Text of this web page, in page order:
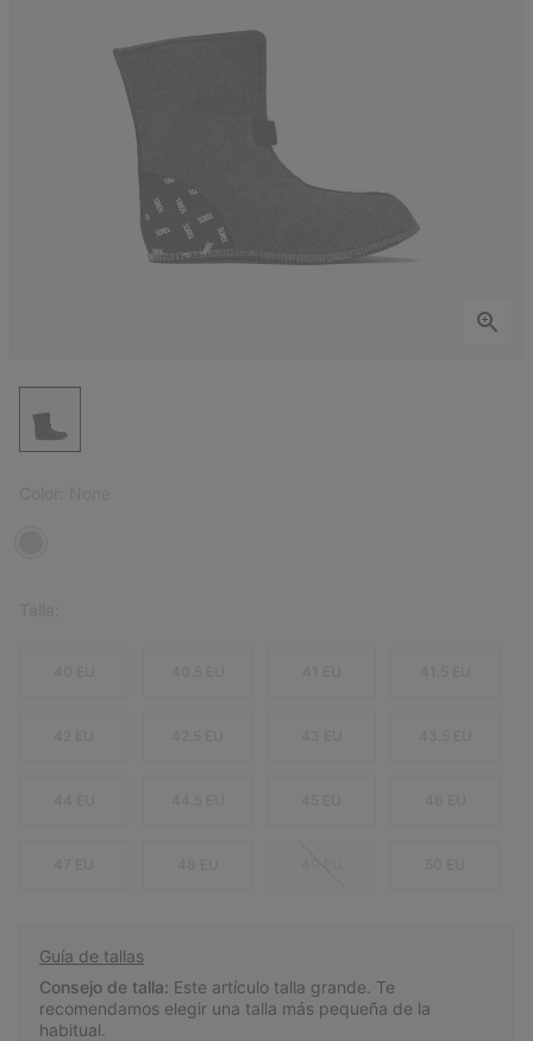
Guía de tallas
Consejo de talla: Este artículo talla grande. Te
recomendamos elegir una talla más pequeña de la
habitual.